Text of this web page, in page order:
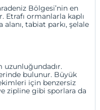
Bölgesi’nin en
ormanlarla kaplı
tabiat parkı, şelale
uzunluğundadır.
bulunur. Büyük
için benzersiz
zipline gibi sporlara da